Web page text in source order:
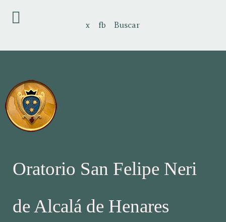
x fb Buscar
Oratorio San Felipe Neri
de Alcalá de Henares